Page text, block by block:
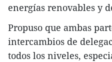
energías renovables y
​Propuso que ambas
intercambios de
todos los niveles,